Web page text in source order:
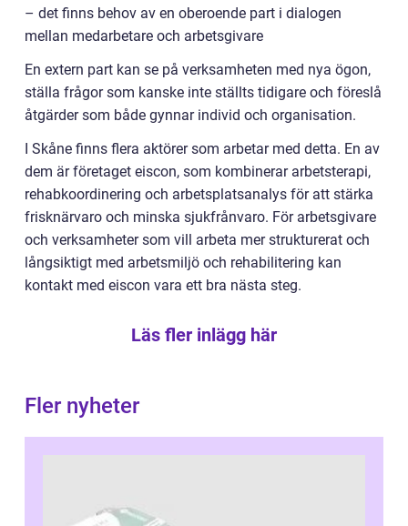
– det finns behov av en oberoende part i dialogen
mellan medarbetare och arbetsgivare
En extern part kan se på verksamheten med nya ögon,
ställa frågor som kanske inte ställts tidigare och föreslå
åtgärder som både gynnar individ och organisation.
I Skåne finns flera aktörer som arbetar med detta. En av
dem är företaget eiscon, som kombinerar arbetsterapi,
rehabkoordinering och arbetsplatsanalys för att stärka
frisknärvaro och minska sjukfrånvaro. För arbetsgivare
och verksamheter som vill arbeta mer strukturerat och
långsiktigt med arbetsmiljö och rehabilitering kan
kontakt med eiscon vara ett bra nästa steg.
Läs fler inlägg här
Fler nyheter